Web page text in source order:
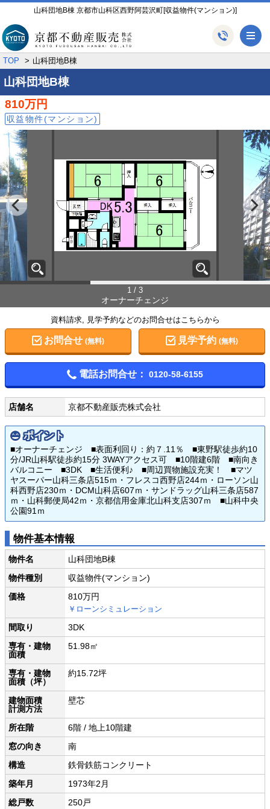
山科団地B棟 京都市山科区西野阿芸沢町[収益物件(マンション)]
TOP 山科団地B棟
山科団地B棟
810万円
収益物件(マンション)
1 / 3
オーナーチェンジ
資料請求, 見学予約などのお問合せはこちらから
お問合せ (無料) 見学予約(無料)
電話お問合せ： 0120-58-6155
店舗名 京都不動産販売株式会社
ポイント
■オーナーチェンジ ■表面利回り：約７.11％ ■東野駅徒歩約10
分/JR山科駅徒歩約15分 3WAYアクセス可 ■10階建6階 ■南向き
バルコニー ■3DK ■生活便利♪ ■周辺買物施設充実！ ■マツ
ヤスーパー山科三条店515ｍ・フレスコ西野店244ｍ・ローソン山
科西野店230ｍ・DCM山科店607ｍ・サンドラッグ山科三条店587
ｍ・山科郵便局42ｍ・京都信用金庫北山科支店307ｍ ■山科中央
公園91ｍ
物件基本情報
物件名
山科団地B棟
物件種別
収益物件(マンション)
価格
810万円
￥ローンシミュレーション
間取り
3DK
専有・建物
面積
51.98㎡
専有・建物
面積（坪）
約15.72坪
建物面積
計測方法
壁芯
所在階
6階 / 地上10階建
窓の向き
南
構造
鉄骨鉄筋コンクリート
築年月
1973年2月
総戸数
250戸